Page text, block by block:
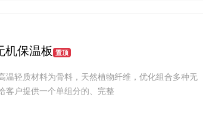
机保温板 置顶
温轻质材料为骨料，天然植物纤维，优化组合多种无
客户提供一个单组分的、完整